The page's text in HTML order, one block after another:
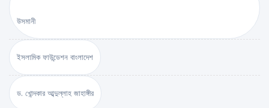
উসমানী
ইসলামিক ফাউন্ডেশন বাংলাদেশ
ড. খোন্দকার আব্দুল্লাহ জাহাঙ্গীর